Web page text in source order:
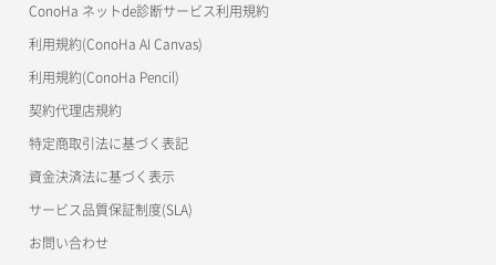
ConoHa ネットde診断サービス利用規約
利用規約(ConoHa AI Canvas)
利用規約(ConoHa Pencil)
契約代理店規約
特定商取引法に基づく表記
資金決済法に基づく表示
サービス品質保証制度(SLA)
お問い合わせ